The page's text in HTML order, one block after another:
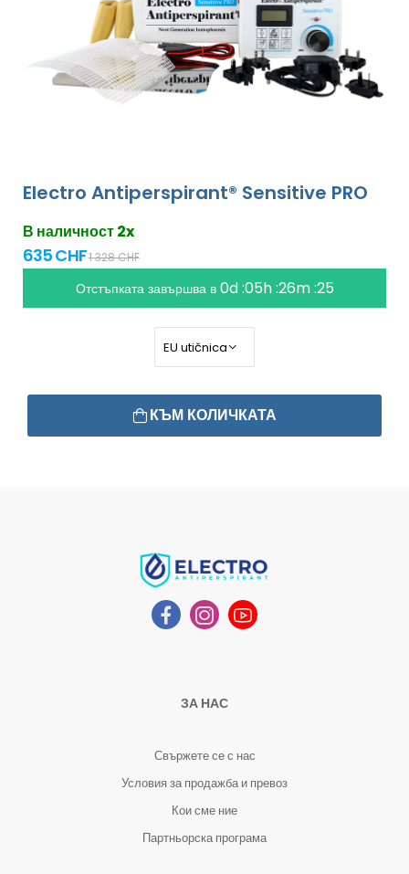
Electro Antiperspirant® Sensitive PRO
В наличност 2x
635 CHF1 328 CHF
Отстъпката завършва в 0d :05h :26m :24
КЪМ КОЛИЧКАТА
ЗА НАС
Свържете се с нас
Условия за продажба и превоз
Кои сме ние
Партньорска програма